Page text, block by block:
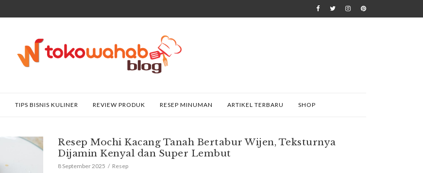
TIPS BISNIS KULINER REVIEW PRODUK RESEP MINUMAN ARTIKEL TERBARU SHOP
Resep Mochi Kacang Tanah Bertabur Wijen, Teksturnya
Dijamin Kenyal dan Super Lembut
8 September 2025 Resep